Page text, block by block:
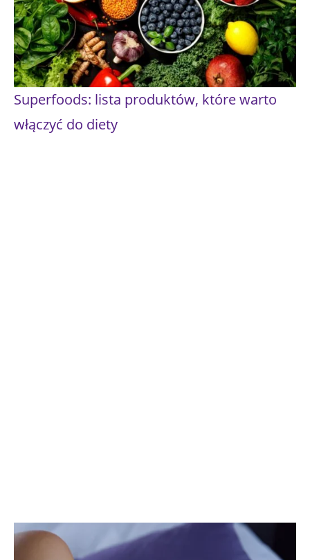
Superfoods: lista produktów, które warto
włączyć do diety